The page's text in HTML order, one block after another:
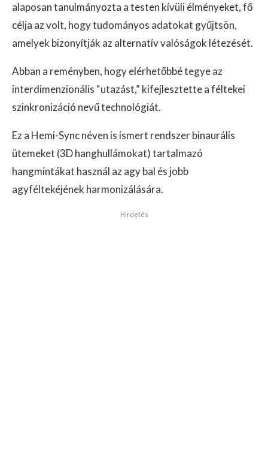
alaposan tanulmányozta a testen kívüli élményeket, fő
célja az volt, hogy tudományos adatokat gyűjtsön,
amelyek bizonyítják az alternatív valóságok létezését.
Abban a reményben, hogy elérhetőbbé tegye az
interdimenzionális “utazást,” kifejlesztette a féltekei
szinkronizáció nevű technológiát.
Ez a Hemi-Sync néven is ismert rendszer binaurális
ütemeket (3D hanghullámokat) tartalmazó
hangmintákat használ az agy bal és jobb
agyféltekéjének harmonizálására.
Hirdetés